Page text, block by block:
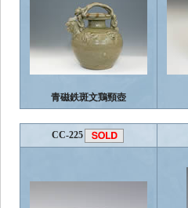
青磁鉄斑文鶏頸壺
CC-225